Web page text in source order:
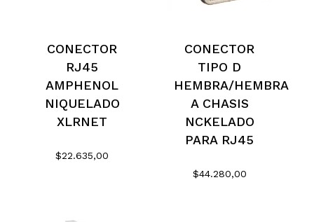
No hay productos en el
carrito.
Go To Shop
CONECTOR
RJ45
AMPHENOL
NIQUELADO
XLRNET
$22.635,00
CONECTOR
TIPO D
HEMBRA/HEMBRA
A CHASIS
NCKELADO
PARA RJ45
$44.280,00